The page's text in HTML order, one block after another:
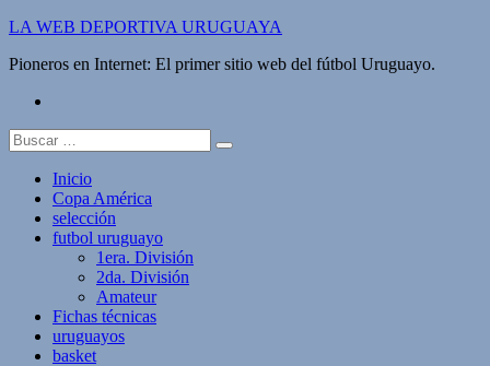
Saltar
contenido
LA WEB DEPORTIVA URUGUAYA
Pioneros en Internet: El primer sitio web del fútbol Uruguayo.
Buscar:
Inicio
Copa América
selección
futbol uruguayo
1era. División
2da. División
Amateur
Fichas técnicas
uruguayos
basket